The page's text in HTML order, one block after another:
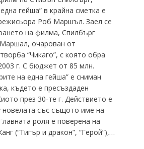
гейша” в крайна сметка е
Роб Маршъл. Заел се
на филма, Спилбърг
очарован от
“Чикаго”, с която обра
г. С бюджет от 85 млн.
на една гейша” е сниман
където е пресъздаден
през 30-те г. Действието е
новелата със същото име на
роля е поверена на
(“Тигър и дракон”, “Герой”),…